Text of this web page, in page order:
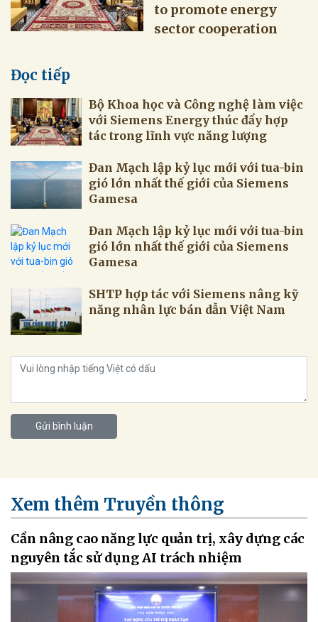
to promote energy
sector cooperation
Đọc tiếp
Bộ Khoa học và Công nghệ làm việc
với Siemens Energy thúc đẩy hợp
tác trong lĩnh vực năng lượng
Đan Mạch lập kỷ lục mới với tua-bin
gió lớn nhất thế giới của Siemens
Gamesa
Đan Mạch lập kỷ lục mới với tua-bin
gió lớn nhất thế giới của Siemens
Gamesa
SHTP hợp tác với Siemens nâng kỹ
năng nhân lực bán dẫn Việt Nam
Gửi bình luận
Xem thêm Truyền thông
Cần nâng cao năng lực quản trị, xây dựng các
nguyên tắc sử dụng AI trách nhiệm